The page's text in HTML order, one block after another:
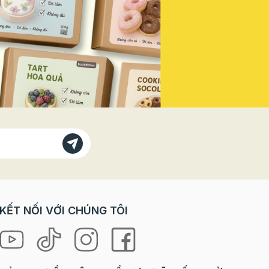
sao
với các
chơi
lại
cả
mang
cho
cần
mọi
doanh thu mùa lễ hội năm nay! Vì
Sao Bạn Không Thể Đứng Ngoài
"Sân Khấu" Này? Trong các dịp
lễ lớn, đặc biệt là ngày Quốc
khánh, tâm lý khách hàng có sự
thay đổi rõ rệt: Nhu cầu "check-
in" tăng vọt: Khách hàng, đặc
biệt là giới trẻ, luôn tìm kiếm
mang đậm tinh thần lễ hội để
chụp ảnh và chia sẻ lên mạng xã
nghiệm: Họ không chỉ mua một
mua cả không khí, cảm xúc và
phẩm phiên bản giới hạn (Limited
Edition): Yếu tố độc đáo, chỉ xuất
hiện trong mùa lễ sẽ kích thích
KẾT NỐI VỚI CHÚNG TÔI